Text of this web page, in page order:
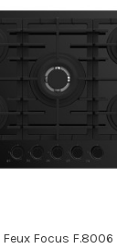
Focus F.8006